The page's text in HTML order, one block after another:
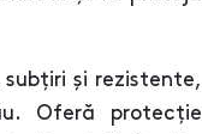
și rezistente,
Oferă protecție